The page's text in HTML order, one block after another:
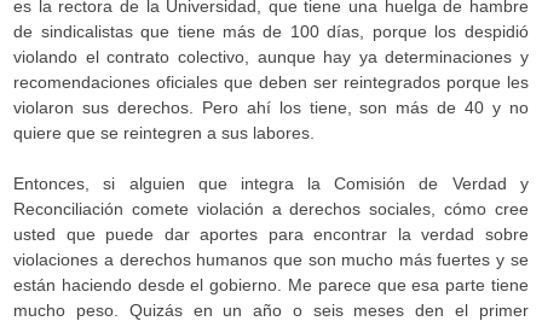
es la rectora de la Universidad, que tiene una huelga de hambre
de sindicalistas que tiene más de 100 días, porque los despidió
violando el contrato colectivo, aunque hay ya determinaciones y
recomendaciones oficiales que deben ser reintegrados porque les
violaron sus derechos. Pero ahí los tiene, son más de 40 y no
quiere que se reintegren a sus labores.
Entonces, si alguien que integra la Comisión de Verdad y
Reconciliación comete violación a derechos sociales, cómo cree
usted que puede dar aportes para encontrar la verdad sobre
violaciones a derechos humanos que son mucho más fuertes y se
están haciendo desde el gobierno. Me parece que esa parte tiene
mucho peso. Quizás en un año o seis meses den el primer